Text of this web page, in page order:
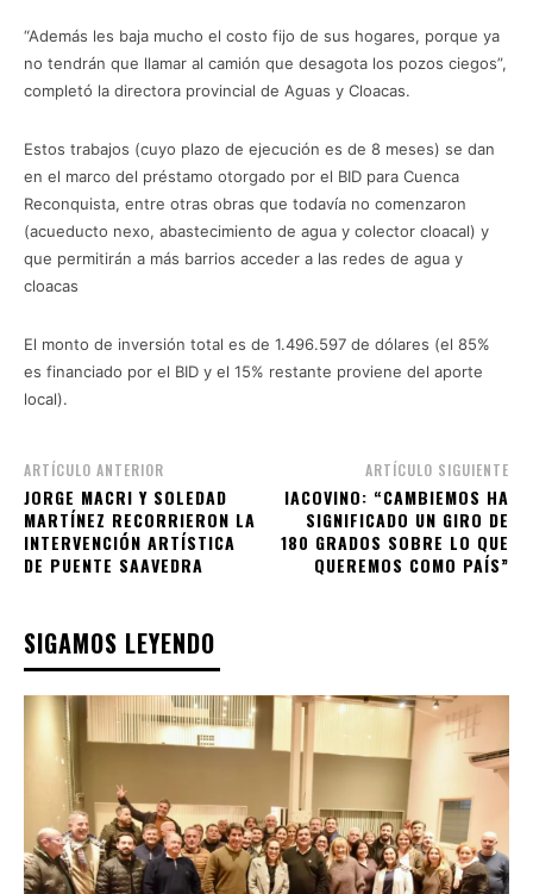
“Además les baja mucho el costo fijo de sus hogares, porque ya
no tendrán que llamar al camión que desagota los pozos ciegos”,
completó la directora provincial de Aguas y Cloacas.
Estos trabajos (cuyo plazo de ejecución es de 8 meses) se dan
en el marco del préstamo otorgado por el BID para Cuenca
Reconquista, entre otras obras que todavía no comenzaron
(acueducto nexo, abastecimiento de agua y colector cloacal) y
que permitirán a más barrios acceder a las redes de agua y
cloacas
El monto de inversión total es de 1.496.597 de dólares (el 85%
es financiado por el BID y el 15% restante proviene del aporte
local).
ARTÍCULO ANTERIOR
JORGE MACRI Y SOLEDAD
MARTÍNEZ RECORRIERON LA
INTERVENCIÓN ARTÍSTICA
DE PUENTE SAAVEDRA
ARTÍCULO SIGUIENTE
IACOVINO: “CAMBIEMOS HA
SIGNIFICADO UN GIRO DE
180 GRADOS SOBRE LO QUE
QUEREMOS COMO PAÍS”
SIGAMOS LEYENDO